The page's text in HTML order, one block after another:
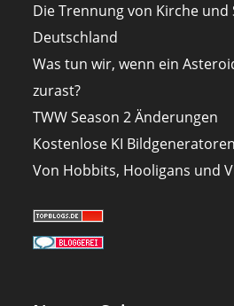
Die Trennung von Kirche und
Deutschland
Was tun wir, wenn ein
zurast?
TWW Season 2 Änderungen
Kostenlose KI Bildgeneratoren
Von Hobbits, Hooligans und